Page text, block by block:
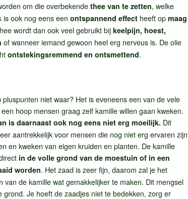
om die overbekende thee van te zetten, welke
is ook nog eens een ontspannend effect heeft op maag
wordt dan ook veel gebruikt bijkeelpijn, hoest,
of wanneer iemand gewoon heel erg nerveus is. De olie
ontstekingsremmend en ontsmettend.
pluspunten niet waar? Het is eveneens een van de vele
hoop mensen graag zelf kamille willen gaan kweken.
is daarnaast ook nog eens niet erg moeilijk. Dit
aantrekkelijk voor mensen die nog niet erg ervaren zijn
en kweken van eigen kruiden en planten. De kamille
in de volle grond van de moestuin of in een
worden. Het zaad is zeer fijn, daarom zal je het
de kamille wat gemakkelijker te maken. Dit mengsel
Je hoeft de zaadjes niet te bedekken, zorg er